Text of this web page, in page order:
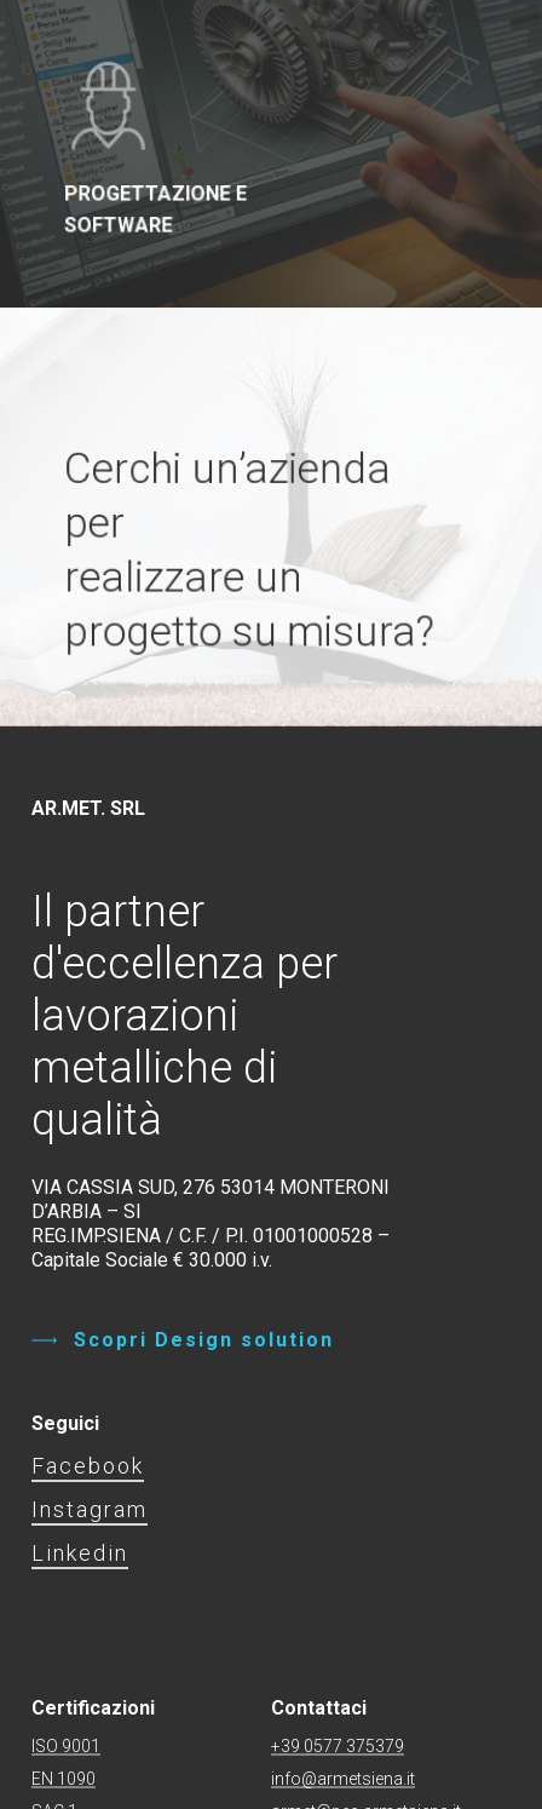
PROGETTAZIONE E
SOFTWARE
Cerchi un’azienda
per
realizzare un
progetto su misura?
AR.MET. SRL
Il partner
d'eccellenza per
lavorazioni
metalliche di
qualità
VIA CASSIA SUD, 276 53014 MONTERONI
D’ARBIA – SI
REG.IMP.SIENA / C.F. / P.I. 01001000528 –
Capitale Sociale € 30.000 i.v.
Sco pr i D e s ig n s o utio n
Seguici
Facebook
Instagram
Linkedin
Certificazioni
ISO 9001
EN 1090
Contattaci
+39 0577 375379
info@armetsiena.it